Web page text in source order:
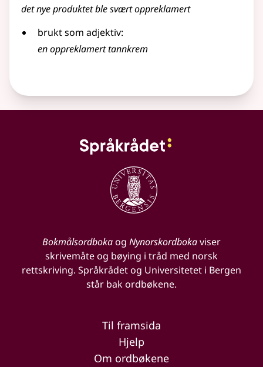
det nye produktet ble svært oppreklamert
brukt som adjektiv:
en oppreklamert tannkrem
Bokmålsordbokaog Nynorskordbokaviser
skrivemåte og bøying i tråd med norsk
rettskriving. Språkrådet og Universitetet i Bergen
står bak ordbøkene.
Til framsida
Hjelp
Om ordbøkene